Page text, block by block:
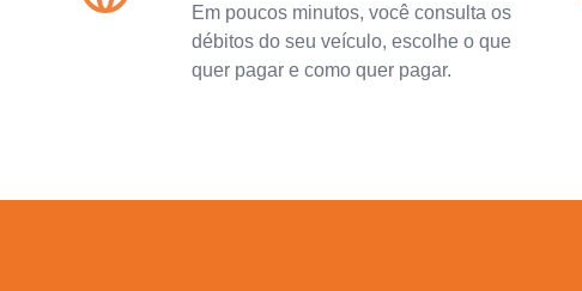
Em poucos minutos, você consulta os
débitos do seu veículo, escolhe o que
quer pagar e como quer pagar.